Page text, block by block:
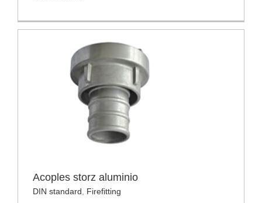
Acoples storz aluminio
DIN standard Firefitting